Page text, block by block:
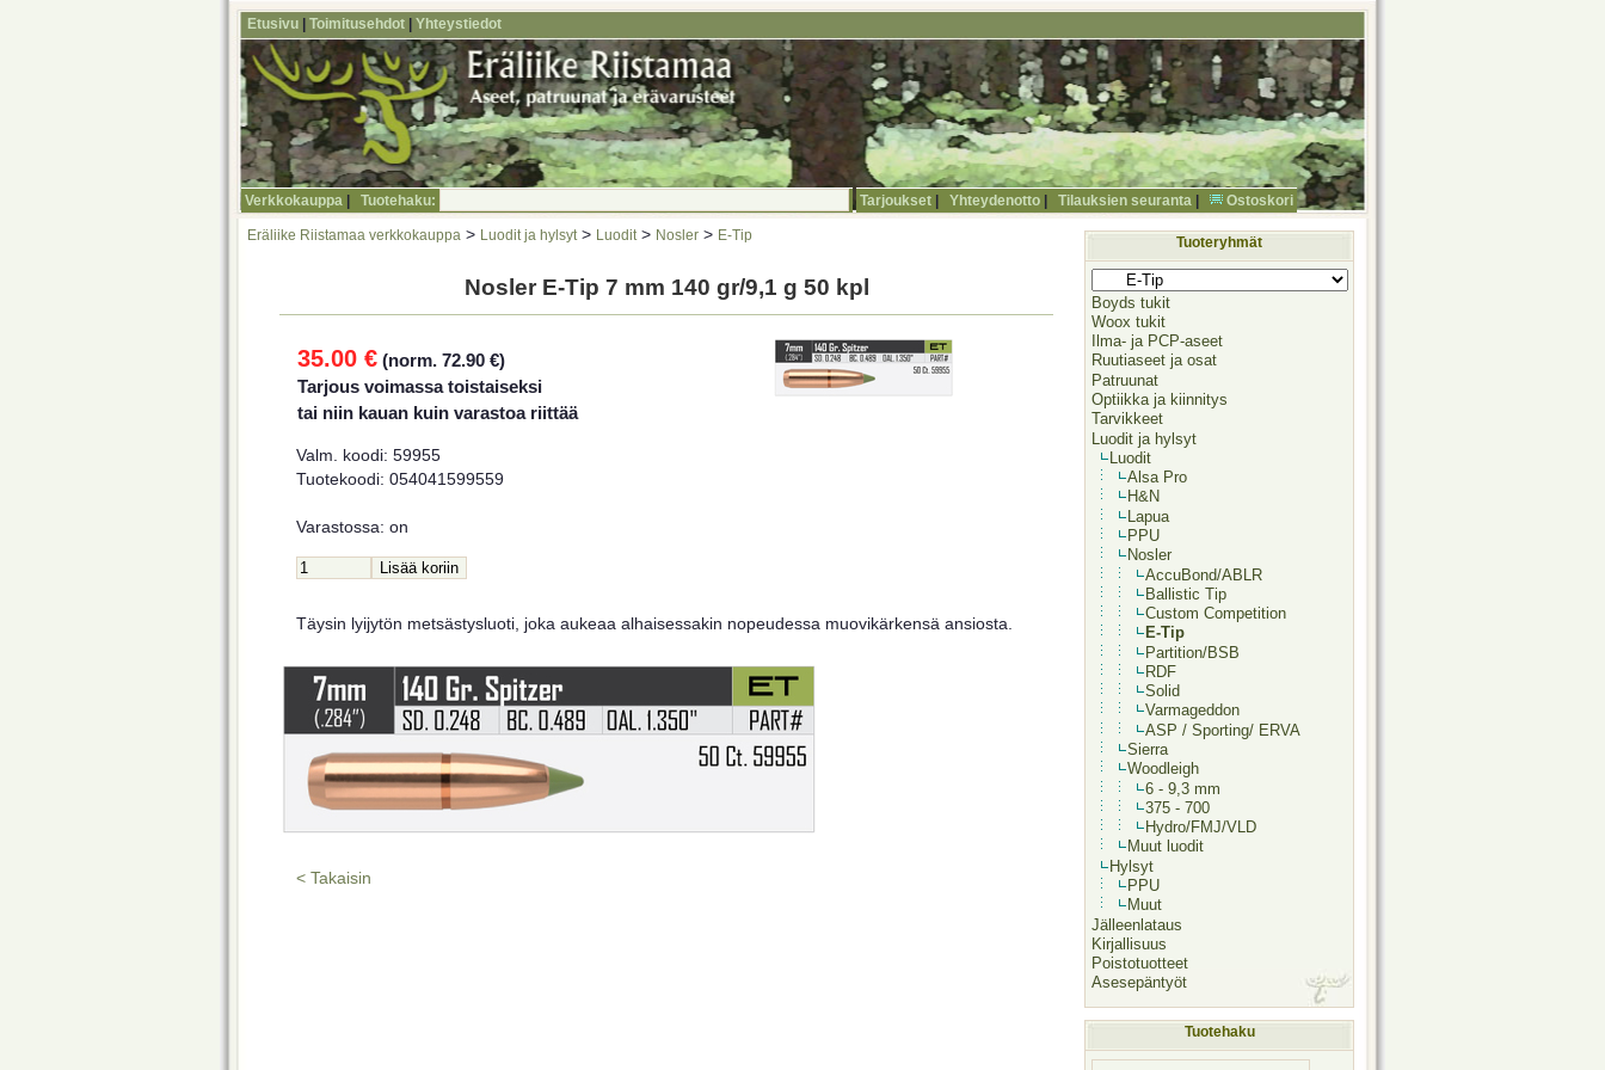
Etusivu Toimitusehdot Yhteystiedot
Verkkokauppa Tuotehaku: Tarjoukset Yhteydenotto Tilauksien seuranta Ostoskori
Eräliike Riistamaa verkkokauppa > Luodit ja hylsyt > Luodit > Nosler > E-Tip
Nosler E-Tip 7 mm 140 gr/9,1 g 50 kpl
35.00 € (norm. 72.90 €)
Tarjous voimassa toistaiseksi
tai niin kauan kuin varastoa riittää
Valm. koodi: 59955
Tuotekoodi: 054041599559
Varastossa: on
Täysin lyijytön metsästysluoti, joka aukeaa alhaisessakin nopeudessa muovikärkensä ansiosta.
< Takaisin
Tuoteryhmät
Boyds tukit
Woox tukit
Ilma- ja PCP-aseet
Ruutiaseet ja osat
Patruunat
Optiikka ja kiinnitys
Tarvikkeet
Luodit ja hylsyt
Luodit
Alsa Pro
H&N
Lapua
PPU
Nosler
AccuBond/ABLR
Ballistic Tip
Custom Competition
E-Tip
Partition/BSB
RDF
Solid
Varmageddon
ASP / Sporting/ ERVA
Sierra
Woodleigh
6 - 9,3 mm
375 - 700
Hydro/FMJ/VLD
Muut luodit
Hylsyt
PPU
Muut
Jälleenlataus
Kirjallisuus
Poistotuotteet
Asesepäntyöt
Tuotehaku